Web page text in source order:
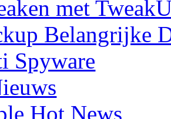
met
Belangrijke
Spyware
Hot News